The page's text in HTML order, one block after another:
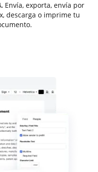
Envía, exporta, envía por
descarga o imprime tu